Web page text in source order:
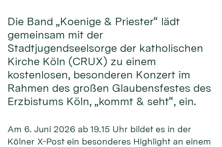
Die Band „Koenige & Priester“ lädt
gemeinsam mit der
Stadtjugendseelsorge der katholischen
Kirche Köln (CRUX) zu einem
kostenlosen, besonderen Konzert im
Rahmen des großen Glaubensfestes des
Erzbistums Köln, „kommt & seht“, ein.
Am 6. Juni 2026 ab 19.15 Uhr bildet es in der
Kölner X-Post ein besonderes Highlight an einem